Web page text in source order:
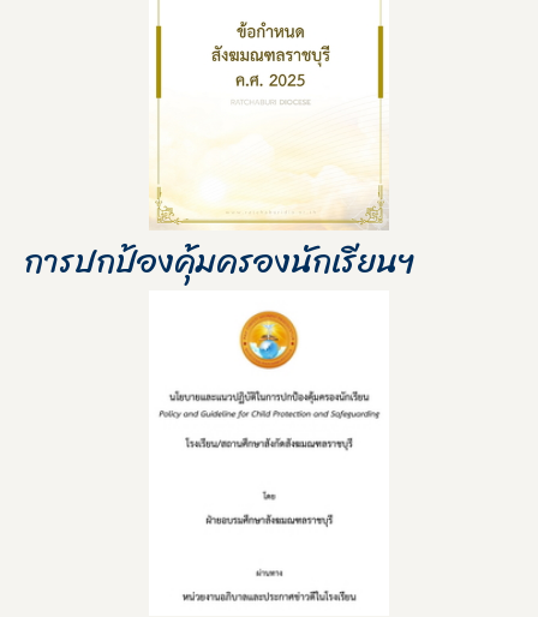
การปกป้องคุ้มครองนักเรียนฯ